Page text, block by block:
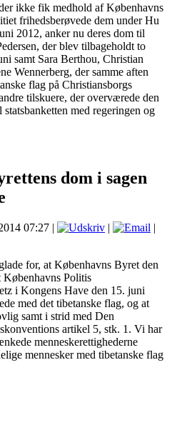
ikke fik medhold af Københavns
frihedsberøvede dem under Hu
2012, anker nu deres dom til
der blev tilbageholdt to
samt Sara Berthou, Christian
Wennerberg, der samme aften
flag på Christiansborgs
tilskuere, der overværede den
med regeringen og
dom i sagen
07:27 | |
|
for, at Københavns Byret den
Københavns Politis
i Kongens Have den 15. juni
med det tibetanske flag, og at
samt i strid med Den
artikel 5, stk. 1. Vi har
menneskerettighederne
mennesker med tibetanske flag